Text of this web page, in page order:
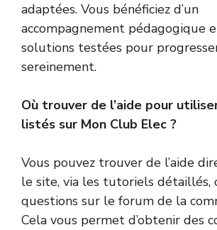
adaptées. Vous bénéficiez d’un
accompagnement pédagogique
solutions testées pour
sereinement.
Où trouver de l’aide pour
listés sur Mon Club Elec ?
Vous pouvez trouver de l’aide
le site, via les tutoriels détaillés,
questions sur le forum de la
Cela vous permet d’obtenir des